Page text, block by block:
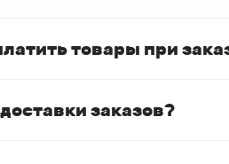
товары при
заказов?